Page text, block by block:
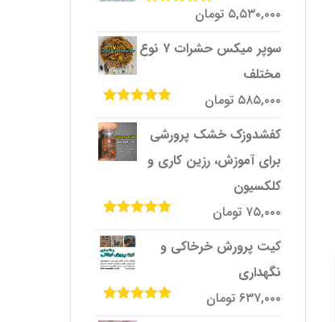
امتیاز ۵,۵۳۰,۰۰۰ تومان
سوپر میکس حشرات ۷ نوع
مختلف
۵۸۵,۰۰۰ تومان
کفشدوزک خشک پرورشی
برای آموزش، رزین کاری و
کلکسیون
۷۵,۰۰۰ تومان
کیت پرورش خرخاکی و
نگهداری
۶۳۷,۰۰۰ تومان